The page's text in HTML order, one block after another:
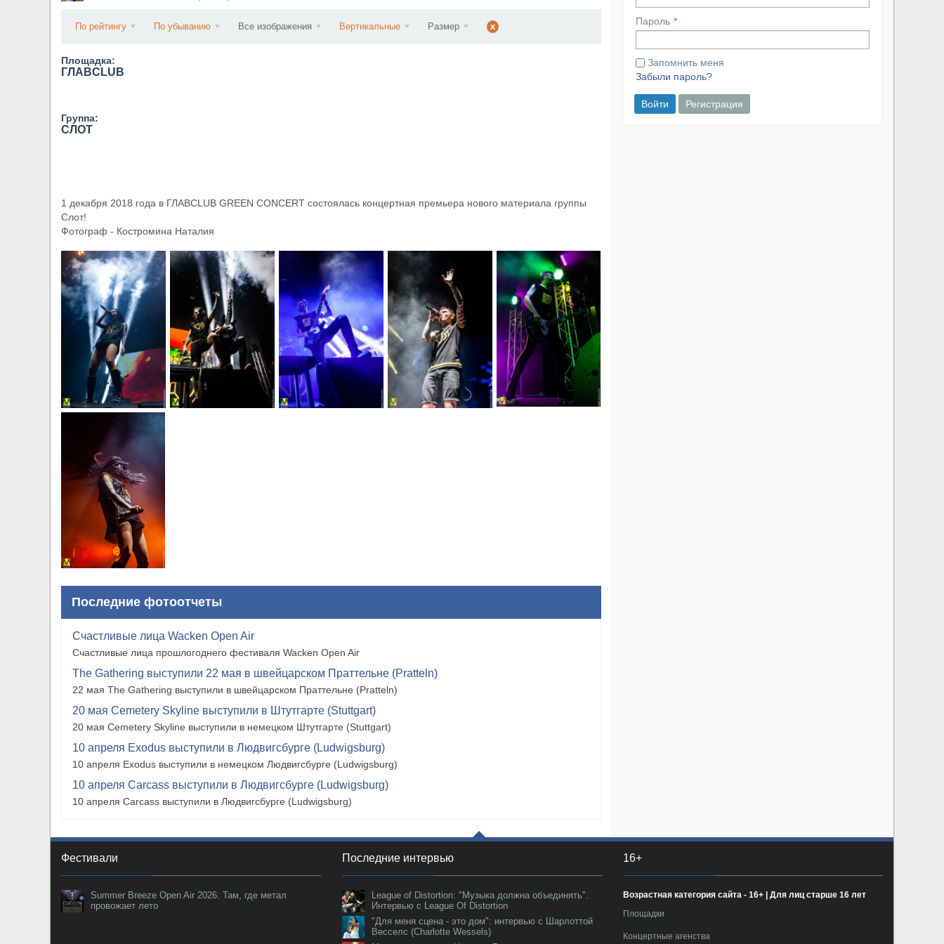
По рейтингу По убыванию Все изображения Вертикальные Размер x
Площадка:
ГЛАВCLUB
Группа:
СЛОТ
1 декабря 2018 года в ГЛАВCLUB GREEN CONCERT состоялась концертная премьера нового материала группы
Слот!
Фотограф - Костромина Наталия
Последние фотоотчеты
Счастливые лица Wacken Open Air
Счастливые лица прошлогоднего фестиваля Wacken Open Air
The Gathering выступили 22 мая в швейцарском Праттельне (Pratteln)
22 мая The Gathering выступили в швейцарском Праттельне (Pratteln)
20 мая Cemetery Skyline выступили в Штутгарте (Stuttgart)
20 мая Cemetery Skyline выступили в немецком Штутгарте (Stuttgart)
10 апреля Exodus выступили в Людвигсбурге (Ludwigsburg)
10 апреля Exodus выступили в немецком Людвигсбурге (Ludwigsburg)
10 апреля Carcass выступили в Людвигсбурге (Ludwigsburg)
10 апреля Carcass выступили в Людвигсбурге (Ludwigsburg)
Пароль
Запомнить меня
Забыли пароль?
Войти Регистрация
Фестивали
Summer Breeze Open Air 2026: Там, где метал
провожает лето
Последние интервью
League of Distortion: "Музыка должна объединять".
Интервью с League Of Distortion
"Для меня сцена - это дом": интервью с Шарлоттой
Весселс (Charlotte Wessels)
16+
Возрастная категория сайта - 16+ | Для лиц старше 16 лет
Площадки
Концертные агенства